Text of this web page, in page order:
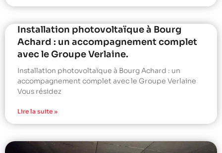
Installation photovoltaïque à Bourg
Achard : un accompagnement complet
avec le Groupe Verlaine.
Installation photovoltaïque à Bourg Achard : un
accompagnement complet avec le Groupe Verlaine
Vous résidez
Lire la suite »